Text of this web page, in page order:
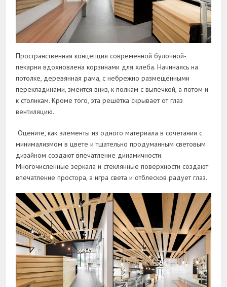
Пространственная концепция современной булочной-
пекарни вдохновлена корзинами для хлеба. Начинаясь на
потолке, деревянная рама, с небрежно размещёнными
перекладинами, змеится вниз, к полкам с выпечкой, а потом и
к столикам. Кроме того, эта решётка скрывает от глаз
вентиляцию.
Оцените, как элементы из одного материала в сочетании с
минимализмом в цвете и тщательно продуманным световым
дизайном создают впечатление динамичности.
Многочисленные зеркала и стеклянные поверхности создают
впечатление простора, а игра света и отблесков радует глаз.